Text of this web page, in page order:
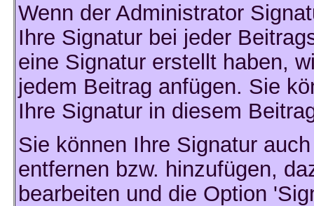
Wenn der Administrator
Ihre Signatur bei jeder
eine Signatur erstellt haben,
jedem Beitrag anfügen. Sie
Ihre Signatur in diesem
Sie können Ihre Signatur
entfernen bzw. hinzufügen,
bearbeiten und die Option